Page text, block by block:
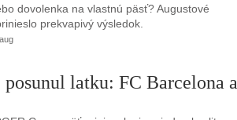
dovolenka na vlastnú päsť? Augustové
prekvapivý výsledok.
latku: FC Barcelona a